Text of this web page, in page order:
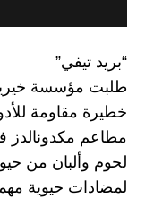
خيرية تتطلع
للأدوية، من
في شتى
من حيوانات تم
حيوية مهمة من